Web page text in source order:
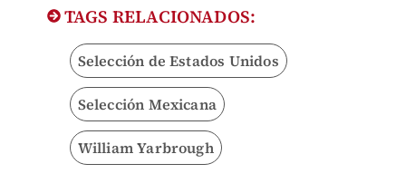
TAGS RELACIONADOS:
Selección de Estados Unidos
Selección Mexicana
William Yarbrough